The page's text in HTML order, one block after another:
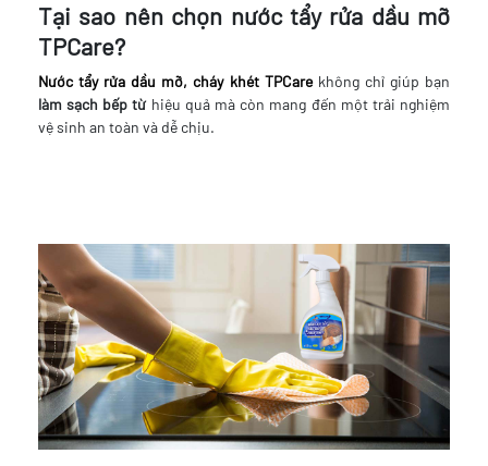
Tại sao nên chọn nước tẩy rửa dầu mỡ
TPCare?
Nước tẩy rửa dầu mỡ, cháy khét TPCare không chỉ giúp bạn
làm sạch bếp từhiệu quả mà còn mang đến một trải nghiệm
vệ sinh an toàn và dễ chịu.